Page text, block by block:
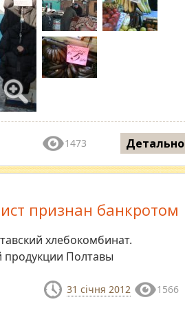
1473 Детально
признан банкротом
хлебокомбинат.
продукции Полтавы
31 січня 2012 1566